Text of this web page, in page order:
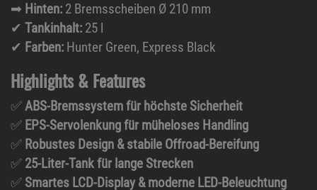
➡ Hinten: 2 Bremsscheiben Ø 210 mm
✔ Tankinhalt: 25 l
✔ Farben: Hunter Green, Express Black
Highlights & Features
✅ABS-Bremssystem für höchste Sicherheit
✅ EPS-Servolenkung für müheloses Handling
✅ Robustes Design & stabile Offroad-Bereifung
✅ 25-Liter-Tank für lange Strecken
✅ Smartes LCD-Display & moderne LED-Beleuchtung